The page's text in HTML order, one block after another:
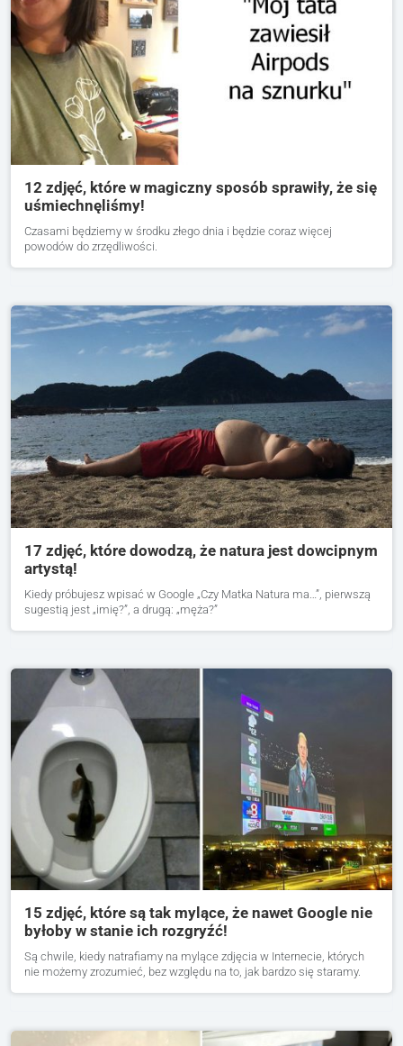
12 zdjęć, które w magiczny sposób sprawiły, że się
uśmiechnęliśmy!
Czasami będziemy w środku złego dnia i będzie coraz więcej
powodów do zrzędliwości.
17 zdjęć, które dowodzą, że natura jest dowcipnym
artystą!
Kiedy próbujesz wpisać w Google „Czy Matka Natura ma…”, pierwszą
sugestią jest „imię?”, a drugą: „męża?”
15 zdjęć, które są tak mylące, że nawet Google nie
byłoby w stanie ich rozgryźć!
Są chwile, kiedy natrafiamy na mylące zdjęcia w Internecie, których
nie możemy zrozumieć, bez względu na to, jak bardzo się staramy.